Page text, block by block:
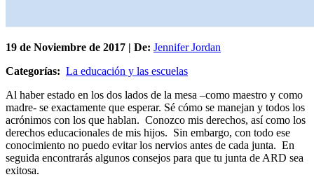
19 de Noviembre de 2017 | De: Jennifer Jordan
Categorías: La educación y las escuelas
Al haber estado en los dos lados de la mesa –como maestro y como
madre- se exactamente que esperar. Sé cómo se manejan y todos los
acrónimos con los que hablan. Conozco mis derechos, así como los
derechos educacionales de mis hijos. Sin embargo, con todo ese
conocimiento no puedo evitar los nervios antes de cada junta. En
seguida encontrarás algunos consejos para que tu junta de ARD sea
exitosa.